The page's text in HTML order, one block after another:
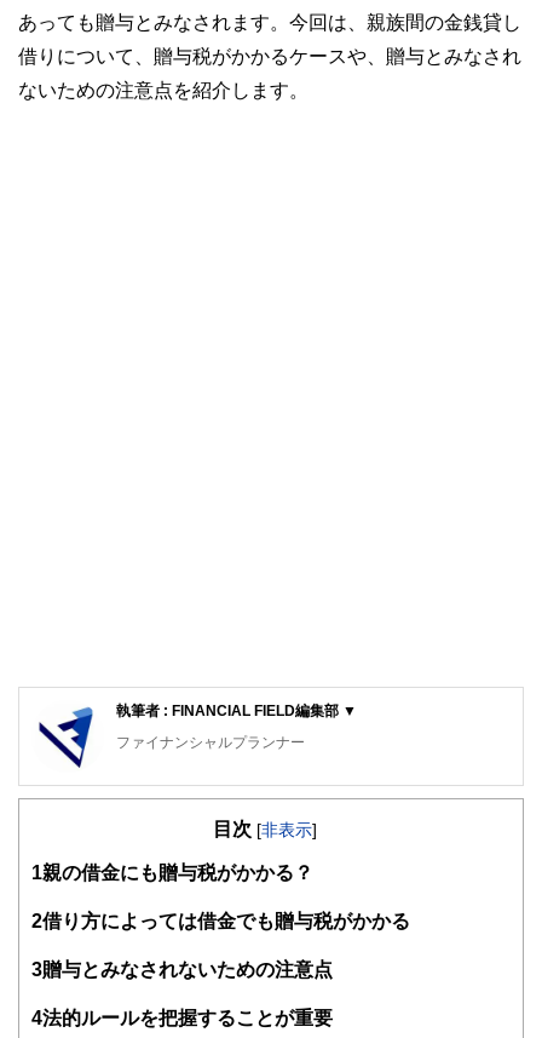
あっても贈与とみなされます。今回は、親族間の金銭貸し
借りについて、贈与税がかかるケースや、贈与とみなされ
ないための注意点を紹介します。
執筆者 : FINANCIAL FIELD編集部 ▼
ファイナンシャルプランナー
FinancialField編集部は、金融、経済に関する記事を、日々
知識がない方でも理解できるようわかりやすく発信していま
得者を中心に「お金や暮らし」に関する書籍・雑誌の編集経
験者で構成され、企画立案から記事掲載まですべての工程に
護士、税理士、宅地建物取引士、相続診断士、住宅ローンア
目次 [非表示]
1 親の借金にも贈与税がかかる？
2借り方によっては借金でも贈与税がかかる
3贈与とみなされないための注意点
4法的ルールを把握することが重要